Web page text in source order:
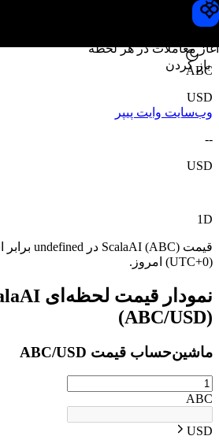
آغاز معاملات در هر لحظه
باز کردن
قیمت ScalaAI
ABC
USD
وب‌سایت وایت پیپر
--
USD
1D
(UTC+0) امروز.
(ABC/USD)
ماشین‌حساب قیمت ABC/USD
ABC
USD